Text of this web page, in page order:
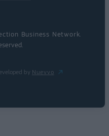
Business Network
by Nuevvo